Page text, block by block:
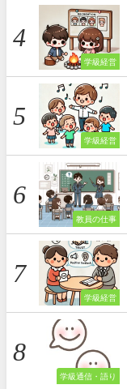
学級経営
学級経営
教員の仕事
学級経営
学級通信・語り